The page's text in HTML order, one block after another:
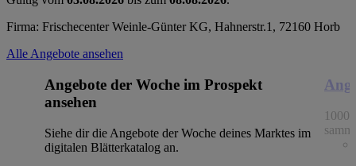
Firma: Frischecenter Weinle-Günter KG, Hahnerstr.1, 72160 Horb
Alle Angebote ansehen
Angebote der Woche im Prospekt
ansehen
Siehe dir die Angebote der Woche deines Marktes im
digitalen Blätterkatalog an.
1000